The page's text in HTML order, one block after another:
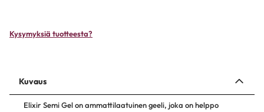
Kysymyksiä tuotteesta?
Kuvaus
Elixir Semi Gel on ammattilaatuinen geeli, joka on helppo